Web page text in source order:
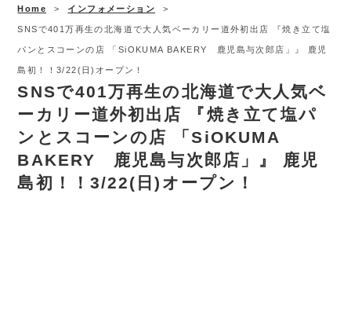
Home インフォメーション
SNSで401万再生の北海道で大人気ベーカリー道外初出店 『焼き立て塩
パンとスコーンの店 「SiOKUMA BAKERY 鹿児島与次郎店」』 鹿児
島初！！3/22(日)オープン！
SNSで401万再生の北海道で大人気ベ
ーカリー道外初出店 『焼き立て塩パ
ンとスコーンの店 「SiOKUMA
BAKERY 鹿児島与次郎店」』 鹿児
島初！！3/22(日)オープン！